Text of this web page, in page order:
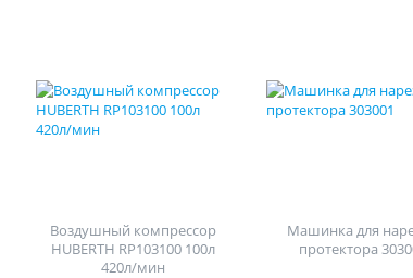
Воздушный компрессор
HUBERTH RP103100 100л
420л/мин
Машинка для
протектора